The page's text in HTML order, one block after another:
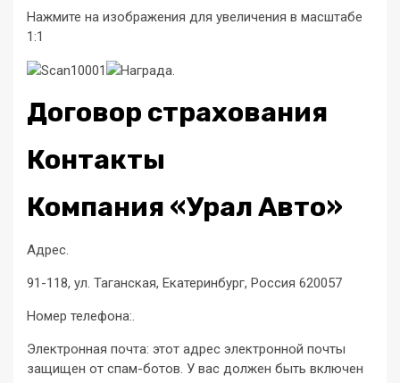
Нажмите на изображения для увеличения в масштабе
1:1
Договор страхования
Контакты
Компания «Урал Авто»
Адрес.
91-118, ул. Таганская, Екатеринбург, Россия 620057
Номер телефона:.
Электронная почта: этот адрес электронной почты
защищен от спам-ботов. У вас должен быть включен